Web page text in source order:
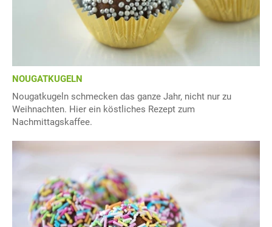
NOUGATKUGELN
Nougatkugeln schmecken das ganze Jahr, nicht nur zu
Weihnachten. Hier ein köstliches Rezept zum
Nachmittagskaffee.